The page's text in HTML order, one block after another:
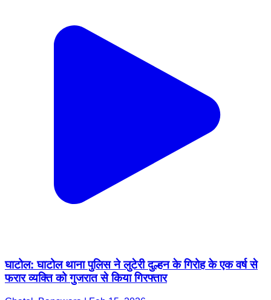
घाटोल: घाटोल थाना पुलिस ने लुटेरी दुल्हन के गिरोह के एक वर्ष से
फरार व्यक्ति को गुजरात से किया गिरफ्तार